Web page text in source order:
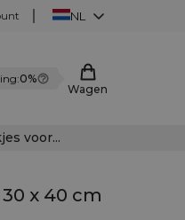
NL
0%
Wagen
voor...
x 40 cm